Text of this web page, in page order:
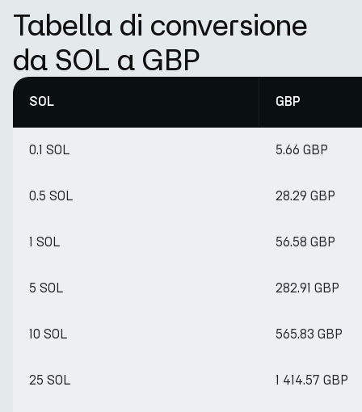
Tabella di conversione
da SOL a GBP
SOL GBP
0.1 SOL 5.66 GBP
0.5 SOL 28.29 GBP
1 SOL 56.58 GBP
5 SOL 282.91 GBP
10 SOL 565.83 GBP
25 SOL 1 414.57 GBP